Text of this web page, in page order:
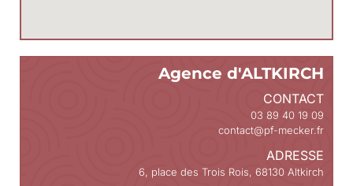
Agence d'ALTKIRCH
CONTACT
03 89 40 19 09
contact@pf-mecker.fr
ADRESSE
6, place des Trois Rois, 68130 Altkirch